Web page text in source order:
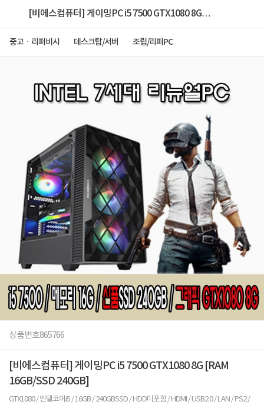
[비에스컴퓨터] 게이밍PC i5 7500 GTX1080 8G
중고ㆍ리퍼비시 데스크탑/서버 조립/리퍼PC
상품번호865766
[비에스컴퓨터] 게이밍PC i5 7500 GTX1080 8G [RAM
16GB/SSD 240GB]
GTX1080 / 인텔코어i5 / 16GB / 240GBSSD / HDD미포함 / HDMI / USB2.0 / LAN / PS2 /